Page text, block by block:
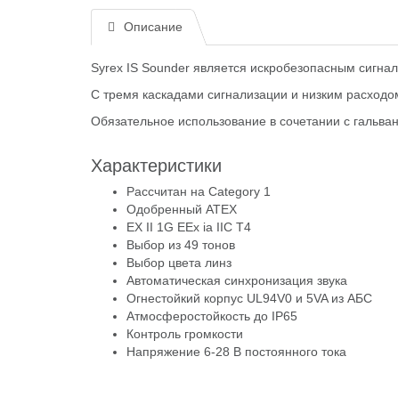
Описание
Syrex IS Sounder является искробезопасным
С тремя каскадами сигнализации и низким
Обязательное использование в сочетании с
Характеристики
Рассчитан на Category 1
Одобренный ATEX
EX II 1G EEx ia IIC T4
Выбор из 49 тонов
Выбор цвета линз
Автоматическая синхронизация звука
Огнестойкий корпус UL94V0 и 5VA из АБС
Атмосферостойкость до IP65
Контроль громкости
Напряжение 6-28 В постоянного тока